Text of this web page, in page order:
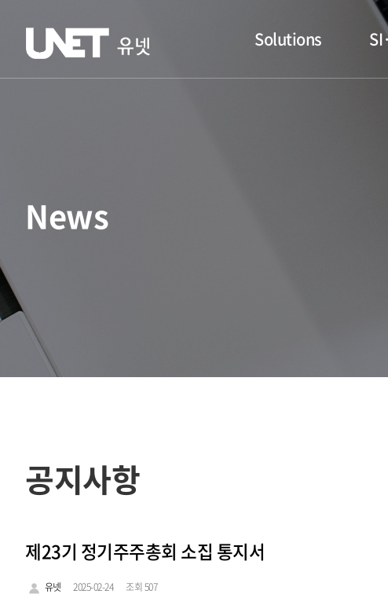
Solutions
News
공지사항
제23기 정기주주총회 소집 통지서
유넷 2025-02-24 조회 507